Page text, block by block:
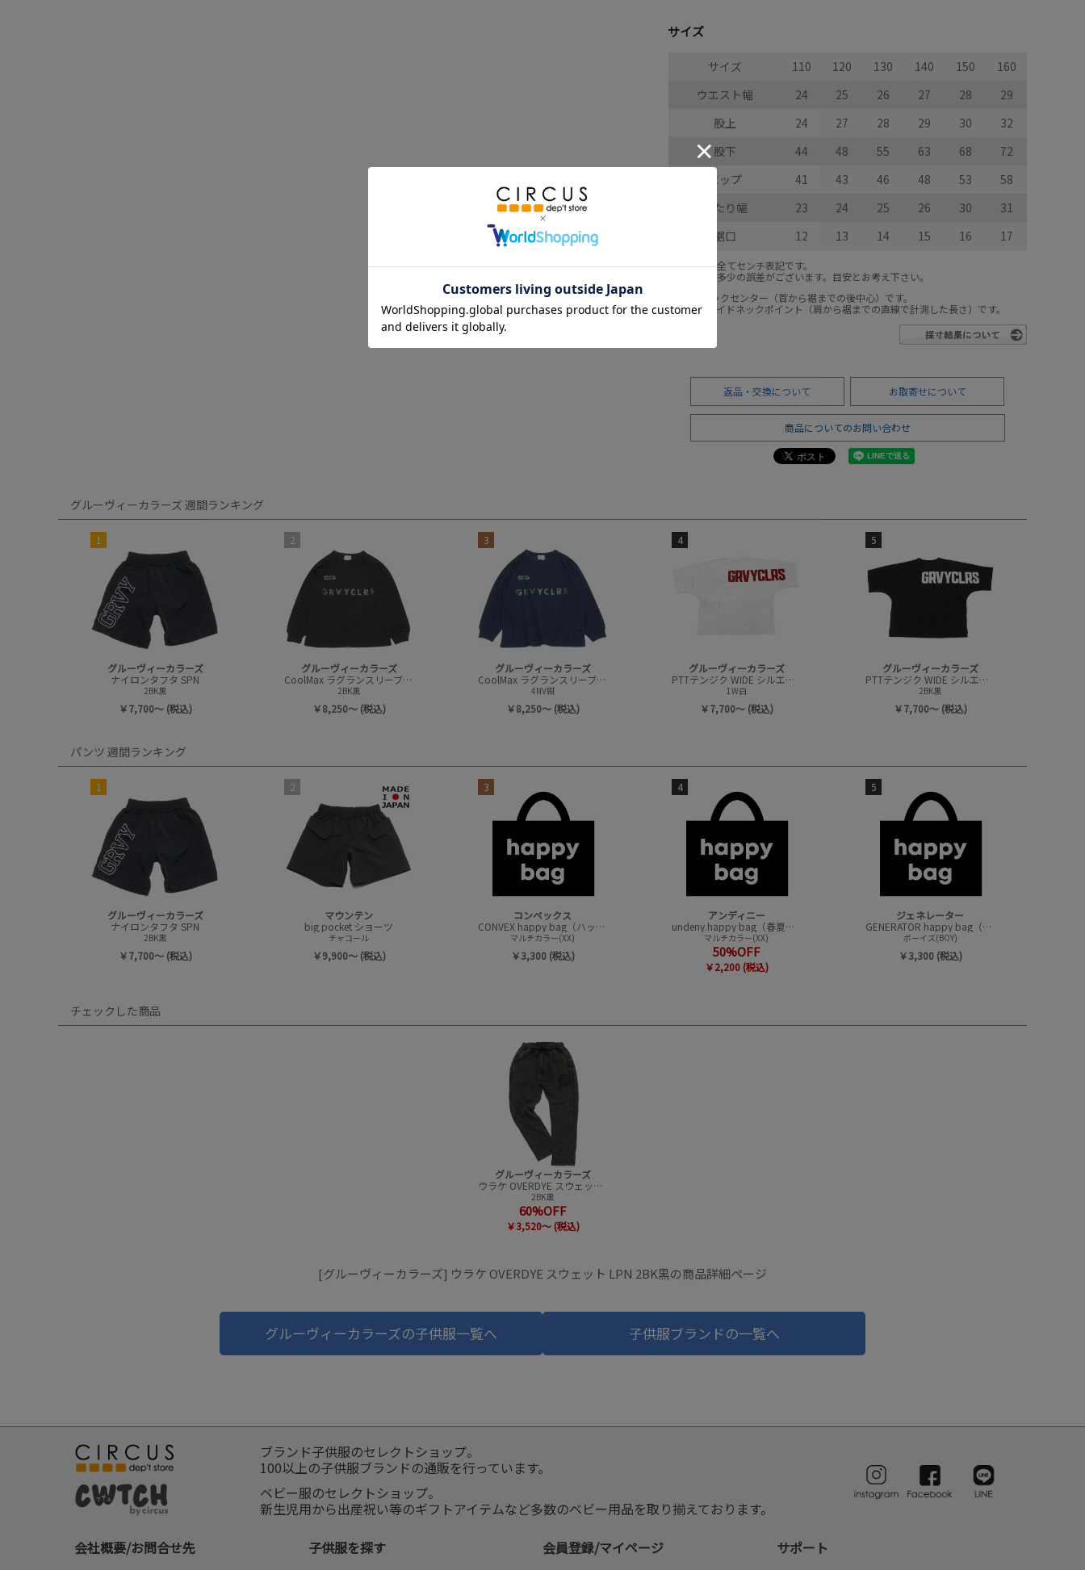
サイズ
サイズ 110 120 130 140 150
160
ウエスト幅
24 25 26 27 28
29
股上
24 27 28 29 30
32
股下
44 48 55 63 68
72
ヒップ
41 43 46 48 53
58
わたり幅
23 24 25 26 30
31
裾口
12 13 14 15 16 17
採寸結果は全てセンチ表記です。
商品により多少の誤差がございます。目安とお考え下さい。
※BCはバックセンター（首から裾までの後中心）です。
※SNPはサイドネックポイント（肩から裾までの直線で計測した長さ）です。
返品・交換について お取寄せについて
商品についてのお問い合わせ
グルーヴィーカラーズ 週間ランキング
1
グルーヴィーカラーズ
ナイロンタフタ SPN
2BK黒
￥7,700～ (税込)
2
グルーヴィーカラーズ
CoolMax ラグランスリーブ L/S TEE
2BK黒
￥8,250～ (税込)
3
グルーヴィーカラーズ
CoolMax ラグランスリーブ L/S TEE
4NV紺
￥8,250～ (税込)
4
グルーヴィーカラーズ
PTTテンジク WIDE シルエット 7ブソデ TEE
1W白
￥7,700～ (税込)
5
グルーヴィーカラーズ
PTTテンジク WIDE シルエット 7ブソデ TEE
2BK黒
￥7,700～ (税込)
パンツ 週間ランキング
1
グルーヴィーカラーズ
ナイロンタフタ SPN
2BK黒
￥7,700～ (税込)
2
マウンテン
big pocket ショーツ
チャコール
￥9,900～ (税込)
3
コンベックス
CONVEX happy bag（ハッピーバック）
マルチカラー(XX)
￥3,300 (税込)
4
アンディニー
undeny.happy bag（春夏アイテムハッピーバック）
マルチカラー(XX)
50%OFF
￥2,200 (税込)
5
ジェネレーター
GENERATOR happy bag（ハッピーバック）
ボーイズ(BOY)
￥3,300 (税込)
チェックした商品
グルーヴィーカラーズ
ウラケ OVERDYE スウェット LPN
2BK黒
60%OFF
￥3,520～ (税込)
[グルーヴィーカラーズ] ウラケ OVERDYE スウェット LPN 2BK黒の商品詳細ページ
グルーヴィーカラーズの子供服一覧へ 子供服ブランドの一覧へ
ブランド子供服のセレクトショップ。
100以上の子供服ブランドの通販を行っています。
ベビー服のセレクトショップ。
新生児用から出産祝い等のギフトアイテムなど多数のベビー用品を取り揃えております。
会社概要/お問合せ先
子供服を探す 会員登録/マイページ サポート